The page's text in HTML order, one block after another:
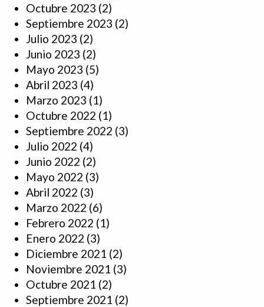
Octubre 2023 (2)
Septiembre 2023 (2)
Julio 2023 (2)
Junio 2023 (2)
Mayo 2023 (5)
Abril 2023 (4)
Marzo 2023 (1)
Octubre 2022 (1)
Septiembre 2022 (3)
Julio 2022 (4)
Junio 2022 (2)
Mayo 2022 (3)
Abril 2022 (3)
Marzo 2022 (6)
Febrero 2022 (1)
Enero 2022 (3)
Diciembre 2021 (2)
Noviembre 2021 (3)
Octubre 2021 (2)
Septiembre 2021 (2)